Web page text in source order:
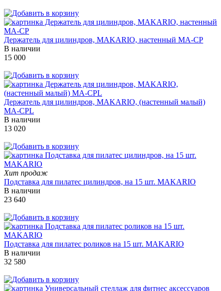
Держатель для цилиндров, MAKARIO, настенный MA-CP
В наличии
15 000
Держатель для цилиндров, MAKARIO, (настенный малый)
MA-CPL
В наличии
13 020
Хит продаж
Подставка для пилатес цилиндров, на 15 шт. MAKARIO
В наличии
23 640
Подставка для пилатес роликов на 15 шт. MAKARIO
В наличии
32 580